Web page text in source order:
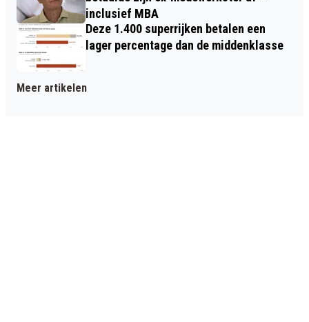
inclusief MBA
Deze 1.400 superrijken betalen een
lager percentage dan de middenklasse
Meer artikelen